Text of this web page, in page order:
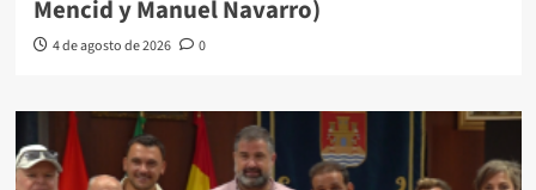
Mencid y Manuel Navarro)
4 de agosto de 2026 0